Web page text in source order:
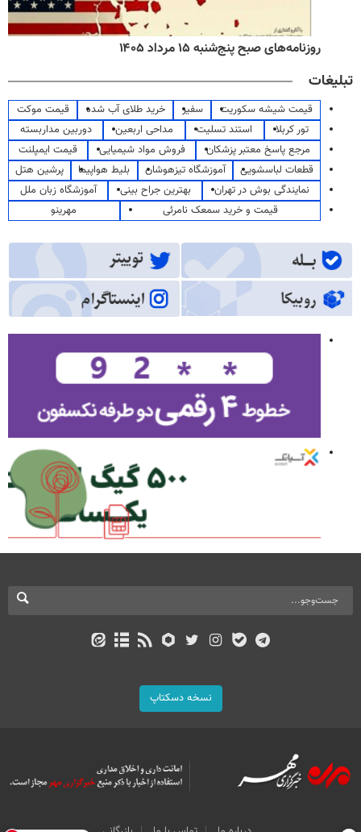
روزنامه‌های صبح پنج‌شنبه ۱۵ مرداد ۱۴۰۵
تبلیغات
قیمت شیشه سکوریت سفیر خرید طلای آب شده
قیمت موکت
تور کربلا
استند تسلیت مداحی اربعین
دوربین مداربسته
مرجع پاسخ معتبر پزشکان
فروش مواد شیمیایی
قیمت ایمپلنت
قطعات لباسشویی
آموزشگاه تیزهوشان بلیط هواپیما
پرشین هتل
نمایندگی بوش در تهران
بهترین جراح بینی
آموزشگاه زبان ملل
قیمت و خرید سمعک نامرئی
مهرینو
نسخه دسکتاپ